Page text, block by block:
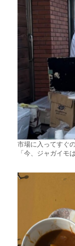
市場に入ってすぐ
「今、ジャガイモ